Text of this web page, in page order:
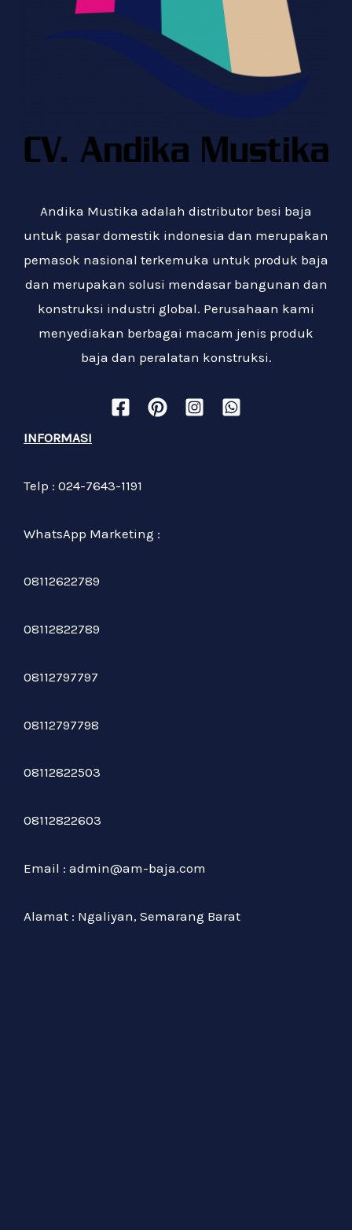
Andika Mustika adalah distributor besi baja
untuk pasar domestik indonesia dan merupakan
pemasok nasional terkemuka untuk produk baja
dan merupakan solusi mendasar bangunan dan
konstruksi industri global. Perusahaan kami
menyediakan berbagai macam jenis produk
baja dan peralatan konstruksi.
INFORMASI
Telp : 024-7643-1191
WhatsApp Marketing :
08112622789
08112822789
08112797797
08112797798
08112822503
08112822603
Email : admin@am-baja.com
Alamat : Ngaliyan, Semarang Barat